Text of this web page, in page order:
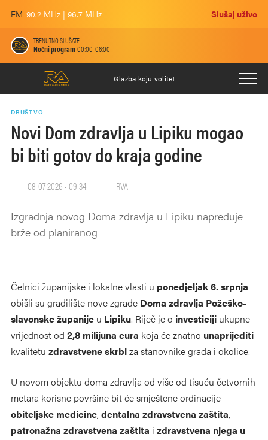
FM 90.2 MHz | 96.7 MHz Slušaj uživo
TRENUTNO SLUŠATE
Noćni program00:00-06:00
Glazba koju volite!
DRUŠTVO
Novi Dom zdravlja u Lipiku mogao
bi biti gotov do kraja godine
08-07-2026 • 09:34 RVA
Izgradnja novog Doma zdravlja u Lipiku napreduje
brže od planiranog
Čelnici županijske i lokalne vlasti u ponedjeljak 6. srpnja
obišli su gradilište nove zgrade Doma zdravlja Požeško-
slavonske županije u Lipiku. Riječ je o investiciji ukupne
vrijednost od 2,8 milijuna eura koja će znatno unaprijediti
kvalitetu zdravstvene skrbiza stanovnike grada i okolice.
U novom objektu doma zdravlja od više od tisuću četvornih
metara korisne površine bit će smještene ordinacije
obiteljske medicine,dentalna zdravstvena zaštita,
patronažna zdravstvena zaštita i zdravstvena njega u